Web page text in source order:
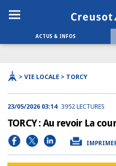
ACTUS & INFOS
> VIE LOCALE > TORCY
23/05/2026 03:14 3952 LECTURES
TORCY : Au revoir La